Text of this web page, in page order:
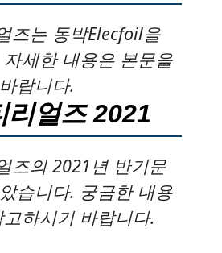
즈는 동박Elecfoil을
세한 내용은 본문을
랍니다.
리얼즈 2021
즈의 2021년 반기문
습니다. 궁금한 내용
하시기 바랍니다.